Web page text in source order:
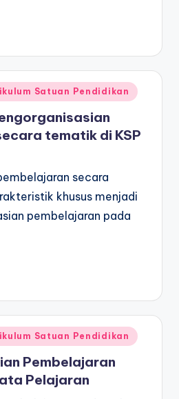
Satuan Pendidikan
tematik di KSP
secara
khusus menjadi
pembelajaran pada
Satuan Pendidikan
Pembelajaran
Pelajaran